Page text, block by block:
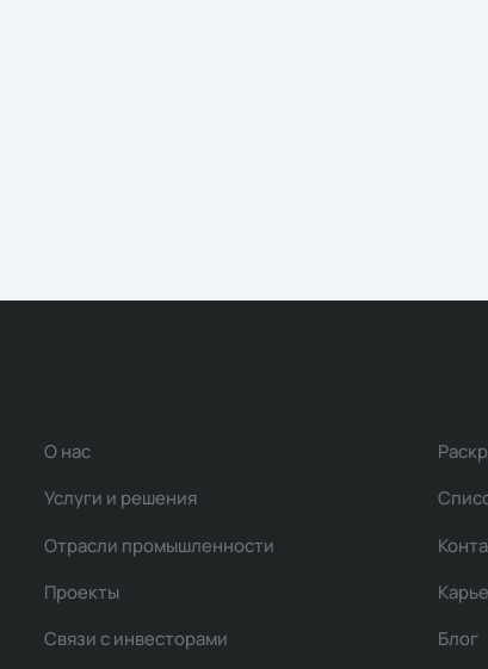
О нас
Услуги и решения
Отрасли промышленности
Проекты
Связи с инвесторами
Блог